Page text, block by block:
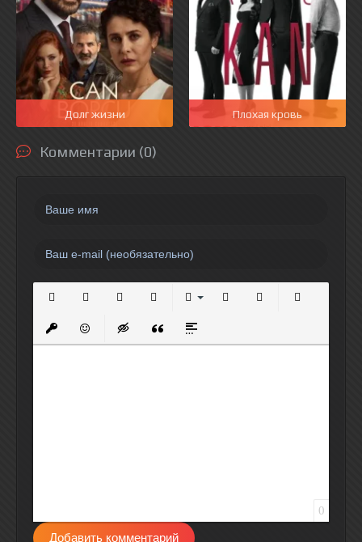
Долг жизни Плохая кровь
Комментарии (0)
Вставить защищенную ссылку
Вставить смайлик
Вставка скрытого текста
Вставка цитаты
Вставка спойлера
0
Добавить комментарий